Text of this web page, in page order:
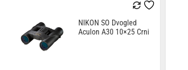
NIKON SO Dvogled
Aculon A30 10×25 Crni